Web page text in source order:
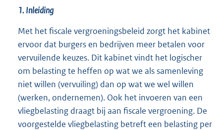
1. Inleiding
Met het fiscale vergroeningsbeleid zorgt het kabinet
ervoor dat burgers en bedrijven meer betalen voor
vervuilende keuzes. Dit kabinet vindt het logischer
om belasting te heffen op wat we als samenleving
niet willen (vervuiling) dan op wat we wel willen
(werken, ondernemen). Ook het invoeren van een
vliegbelasting draagt bij aan fiscale vergroening. De
voorgestelde vliegbelasting betreft een belasting per